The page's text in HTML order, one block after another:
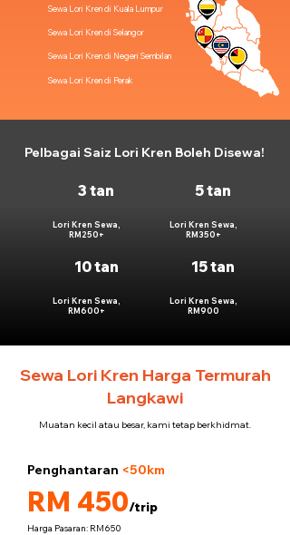
Sewa Lori Kren di Kuala Lumpur
Sewa Lori Kren di Selangor
Sewa Lori Kren di Negeri Sembilan
Sewa Lori Kren di Perak
Pelbagai Saiz Lori Kren Boleh Disewa!
3 tan
Lori Kren Sewa,
RM250+
10 tan
Lori Kren Sewa,
RM600+
5 tan
Lori Kren Sewa,
RM350+
15 tan
Lori Kren Sewa,
RM900
Sewa Lori Kren Harga Termurah
Langkawi
Muatan kecil atau besar, kami tetap berkhidmat.
Penghantaran <50km
RM 450/trip
Harga Pasaran: RM650